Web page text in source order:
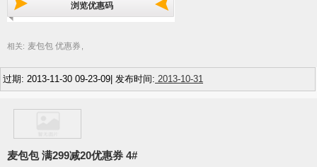
浏览优惠码
相关: 麦包包 优惠券
过期: 2013-11-30 09-23-09| 发布时间: 2013-10-31
麦包包 满299减20优惠券 4#